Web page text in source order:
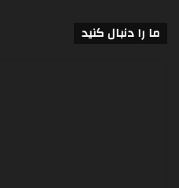
ما را دنبال کنید